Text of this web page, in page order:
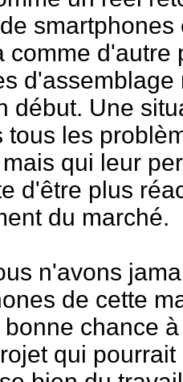
smartphones
comme d'autre
d'assemblage
début. Une
tous les
qui leur
d'être plus
du marché.
n'avons
de cette
chance
qui pourrait